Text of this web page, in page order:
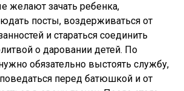
желают зачать ребенка,
посты, воздерживаться от
и стараться соединить
о даровании детей. По
обязательно выстоять службу,
перед батюшкой и от